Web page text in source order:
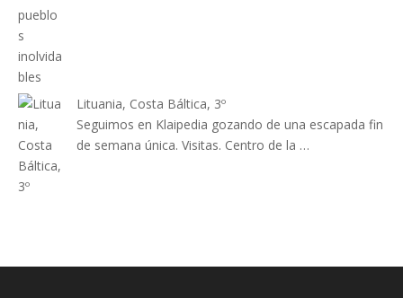
Lituania, Costa Báltica, 3º
Seguimos en Klaipedia gozando de una escapada fin
de semana única. Visitas. Centro de la …